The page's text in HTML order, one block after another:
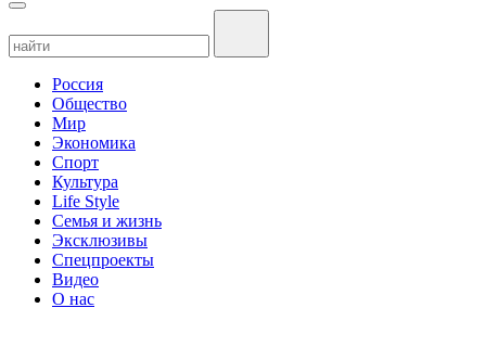
Россия
Общество
Мир
Экономика
Спорт
Культура
Life Style
Семья и жизнь
Эксклюзивы
Спецпроекты
Видео
О нас